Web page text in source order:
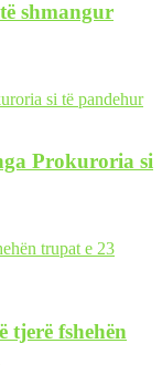
shmangur
Prokuroria si
tjerë fshehën